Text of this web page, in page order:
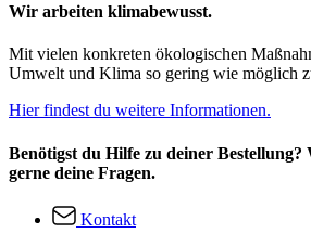
Wir arbeiten klimabewusst.
Mit vielen konkreten ökologischen
Umwelt und Klima so gering wie möglich
Hier findest du weitere Informationen.
Benötigst du Hilfe zu deiner
gerne deine Fragen.
Kontakt